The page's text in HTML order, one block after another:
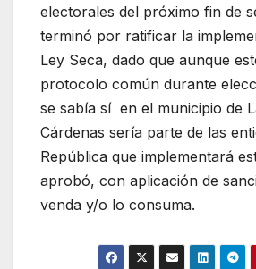
electorales del próximo fin de
terminó por ratificar la
Ley Seca, dado que aunque
protocolo común durante
se sabía sí en el municipio de
Cárdenas sería parte de las
República que implementará
aprobó, con aplicación de
venda y/o lo consuma.